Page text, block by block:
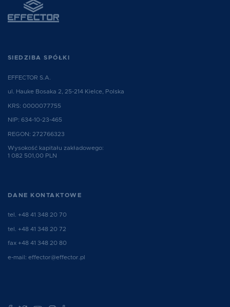
SIEDZIBA SPÓŁKI
EFFECTOR S.A.
ul. Hauke Bosaka 2, 25-214 Kielce, Polska
KRS: 0000077755
NIP: 634-10-23-465
REGON: 272766323
Wysokość kapitału zakładowego:
1 082 501,00 PLN
DANE KONTAKTOWE
tel. +48 41 348 20 70
tel. +48 41 348 20 72
fax +48 41 348 20 80
e-mail: effector@effector.pl